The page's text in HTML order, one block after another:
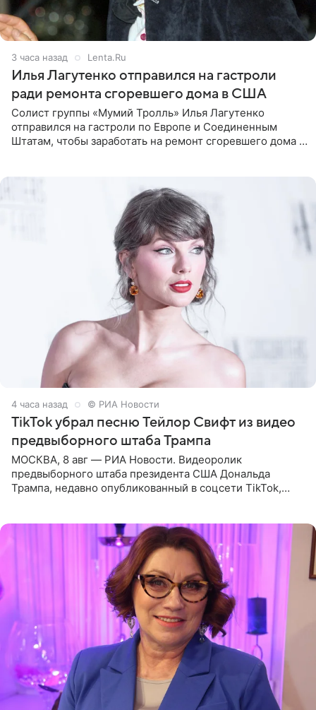
3 часа назад Lenta.Ru
Илья Лагутенко отправился на гастроли
ради ремонта сгоревшего дома в США
Солист группы «Мумий Тролль» Илья Лагутенко
отправился на гастроли по Европе и Соединенным
Штатам, чтобы заработать на ремонт сгоревшего дома в
4 часа назад © РИА Новости
TikTok убрал песню Тейлор Свифт из видео
предвыборного штаба Трампа
МОСКВА, 8 авг — РИА Новости. Видеоролик
предвыборного штаба президента США Дональда
Трампа, недавно опубликованный в соцсети TikTok,